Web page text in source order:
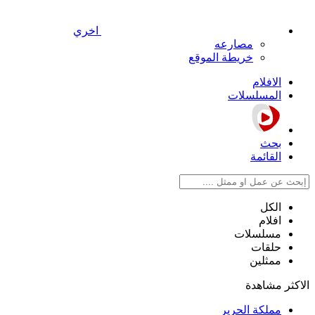
اخري
مصارعه
خريطة الموقع
الافلام
المسلسلات
بحث
القائمة
الكل
افلام
مسلسلات
حلقات
ممثلين
الاكثر مشاهدة
مملكة الحرير